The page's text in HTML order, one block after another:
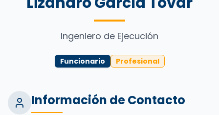
Ingeniero de Ejecución
Funcionario Profesional
Información de Contacto